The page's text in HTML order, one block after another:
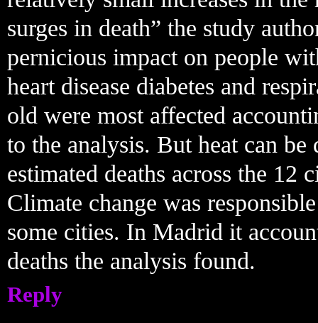
surges in death” the study
pernicious impact on people
heart disease diabetes and
old were most affected
to the analysis. But heat can
estimated deaths across the 12
Climate change was
some cities. In Madrid it
deaths the analysis found.
Reply